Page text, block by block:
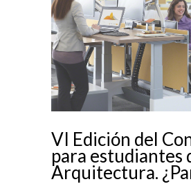
VI Edición del
para estudiantes
Arquitectura.